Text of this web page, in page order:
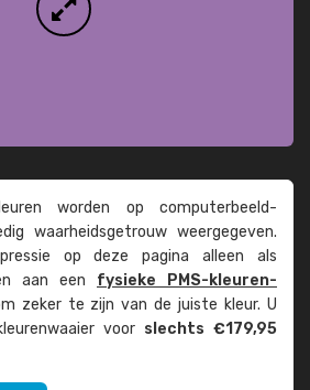
worden op computer­beeld­
waarheids­­getrouw weer­gegeven.
op deze pagina alleen als
aan een fysieke PMS-kleuren­
zeker te zijn van de juiste kleur. U
voor slechts €179,95